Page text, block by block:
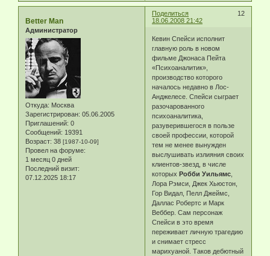
Поделиться
12
18.06.2008 21:42
Better Man
Администратор
Откуда: Москва
Зарегистрирован: 05.06.2005
Приглашений: 0
Сообщений: 19391
Возраст: 38 [1987-10-09]
Провел на форуме:
1 месяц 0 дней
Последний визит:
07.12.2025 18:17
Кевин Спейси исполнит
главную роль в новом
фильме Джонаса Пейта
«Психоаналитик»,
производство которого
началось недавно в Лос-
Анджелесе. Спейси сыграет
разочарованного
психоаналитика,
разуверившегося в пользе
своей профессии, которой
тем не менее вынужден
выслушивать излияния своих
клиентов-звезд, в числе
которыхРобби Уильямс
Лора Рэмси, Джек Хьюстон,
Гор Видал, Пелл Джеймс,
Даллас Робертс и Марк
Веббер. Сам персонаж
Спейси в это время
переживает личную трагедию
и снимает стресс
марихуаной. Таков дебютный